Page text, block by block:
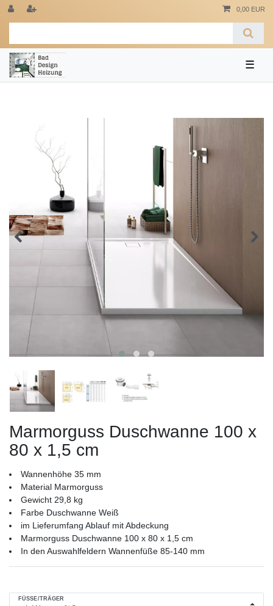
0,00 EUR
☰
Marmorguss Duschwanne 100 x
80 x 1,5 cm
Wannenhöhe 35 mm
Material Marmorguss
Gewicht 29,8 kg
Farbe Duschwanne Weiß
im Lieferumfang Ablauf mit Abdeckung
Marmorguss Duschwanne 100 x 80 x 1,5 cm
In den Auswahlfeldern Wannenfüße 85-140 mm
FÜSSE/TRÄGER